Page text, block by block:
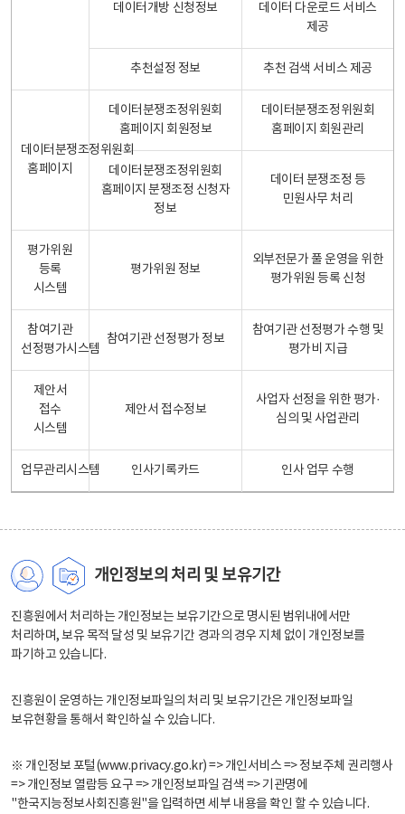
데이터개방 신청정보
데이터 다운로드 서비스
제공
추천설정 정보 추천 검색 서비스 제공
데이터분쟁조정위원회
홈페이지
데이터분쟁조정위원회
홈페이지 회원정보
데이터분쟁조정위원회
홈페이지 회원관리
데이터분쟁조정위원회
홈페이지 분쟁조정 신청자
정보
데이터 분쟁조정 등
민원사무 처리
평가위원
등록
시스템
평가위원 정보
외부전문가 풀 운영을 위한
평가위원 등록 신청
참여기관
선정평가시스템
참여기관 선정평가 정보
참여기관 선정평가 수행 및
평가비 지급
제안서
접수
시스템
제안서 접수정보
사업자 선정을 위한 평가·
심의 및 사업관리
업무관리시스템 인사기록카드 인사 업무 수행
개인정보의 처리 및 보유기간
진흥원에서 처리하는 개인정보는 보유기간으로 명시된 범위내에서만
처리하며, 보유 목적 달성 및 보유기간 경과의 경우 지체 없이 개인정보를
파기하고 있습니다.
진흥원이 운영하는 개인정보파일의 처리 및 보유기간은 개인정보파일
보유현황을 통해서 확인하실 수 있습니다.
※ 개인정보 포털(www.privacy.go.kr) => 개인서비스 => 정보주체 권리행사
=> 개인정보 열람등 요구 => 개인정보파일 검색 => 기관명에
"한국지능정보사회진흥원"을 입력하면 세부 내용을 확인 할 수 있습니다.